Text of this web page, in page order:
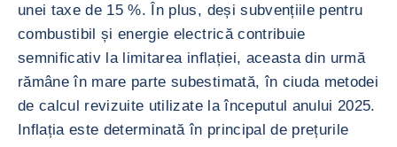
unei taxe de 15 %. În plus, deși subvențiile pentru
combustibil și energie electrică contribuie
semnificativ la limitarea inflației, aceasta din urmă
rămâne în mare parte subestimată, în ciuda metodei
de calcul revizuite utilizate la începutul anului 2025.
Inflația este determinată în principal de prețurile